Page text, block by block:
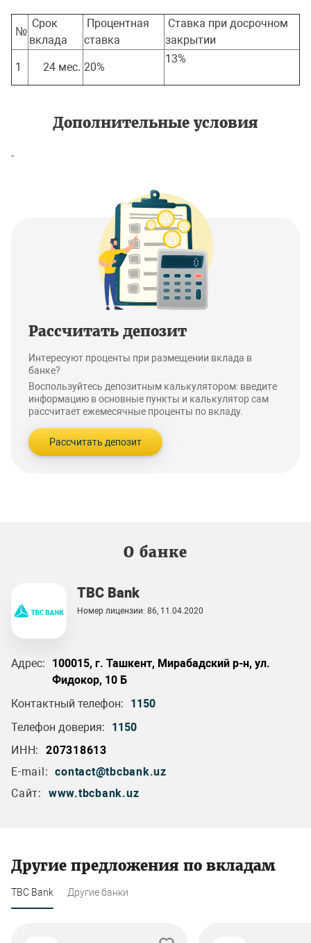
№
Срок
вклада
Процентная
ставка
Ставка при досрочном
закрытии
1 24 мес. 20%
13%
Дополнительные условия
-
Рассчитать депозит
Интересуют проценты при размещении вклада в
банке?
Воспользуйтесь депозитным калькулятором: введите
информацию в основные пункты и калькулятор сам
рассчитает ежемесячные проценты по вкладу.
Рассчитать депозит
О банке
TBC Bank
Номер лицензии: 86, 11.04.2020
Адрес:
100015, г. Ташкент, Мирабадский р-н, ул.
Фидокор, 10 Б
Контактный телефон:
1150
Телефон доверия:
1150
ИНН:
207318613
E-mail: contact@tbcbank.uz
Сайт:
www.tbcbank.uz
Другие предложения по вкладам
TBC Bank Другие банки